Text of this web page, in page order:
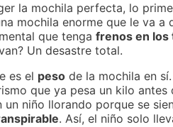
la mochila perfecta, lo
mochila enorme que le va
que tenga frenos en los
Un desastre total.
es el peso de la mochila en
que ya pesa un kilo
un niño llorando porque se
. Así, el niño solo